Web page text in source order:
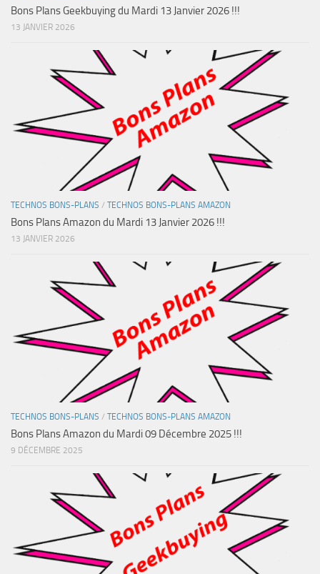
Bons Plans Geekbuying du Mardi 13 Janvier 2026 !!!
13 JANVIER 2026
TECHNOS BONS-PLANS / TECHNOS BONS-PLANS AMAZON
Bons Plans Amazon du Mardi 13 Janvier 2026 !!!
13 JANVIER 2026
TECHNOS BONS-PLANS / TECHNOS BONS-PLANS AMAZON
Bons Plans Amazon du Mardi 09 Décembre 2025 !!!
9 DÉCEMBRE 2025